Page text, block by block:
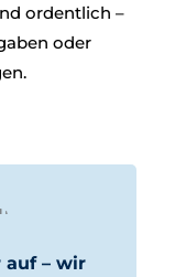
ordentlich –
oder
auf – wir